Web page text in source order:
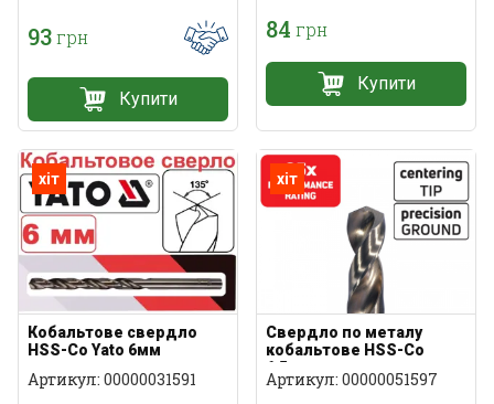
93грн
Купити
84 грн
Купити
хіт
Кобальтове свердло
HSS-Co Yato 6мм
Артикул: 00000031591
хіт
Свердло по металу
кобальтове HSS-Co
6,5мм
Артикул: 00000051597